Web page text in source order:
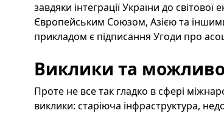
завдяки інтеграції України до
Європейським Союзом, Азією та
прикладом є підписання Угоди про
Виклики та
Проте не все так гладко в сфері
виклики: старіюча інфраструктура,